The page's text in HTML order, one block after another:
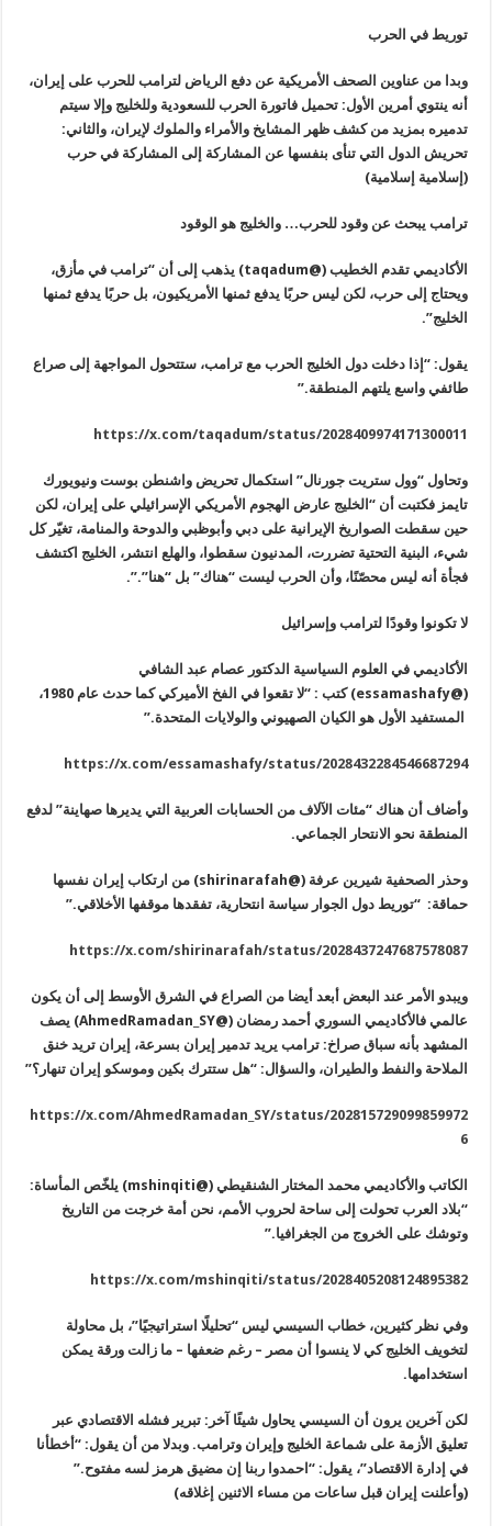
توريط في الحرب
وبدا من عناوين الصحف الأمريكية عن دفع الرياض لترامب للحرب على إيران،
أنه ينتوي أمرين الأول: تحميل فاتورة الحرب للسعودية وللخليج وإلا سيتم
تدميره بمزيد من كشف ظهر المشايخ والأمراء والملوك لإيران، والثاني:
تحريش الدول التي تنأى بنفسها عن المشاركة إلى المشاركة في حرب
(إسلامية إسلامية)
ترامب يبحث عن وقود للحرب… والخليج هو الوقود
الأكاديمي تقدم الخطيب (@taqadum) يذهب إلى أن “ترامب في مأزق،
ويحتاج إلى حرب، لكن ليس حربًا يدفع ثمنها الأمريكيون، بل حربًا يدفع ثمنها
الخليج”.
يقول: “إذا دخلت دول الخليج الحرب مع ترامب، ستتحول المواجهة إلى صراع
طائفي واسع يلتهم المنطقة.”
https://x.com/taqadum/status/2028409974171300011
وتحاول “وول ستريت جورنال” استكمال تحريض واشنطن بوست ونيويورك
تايمز فكتبت أن “الخليج عارض الهجوم الأمريكي الإسرائيلي على إيران، لكن
حين سقطت الصواريخ الإيرانية على دبي وأبوظبي والدوحة والمنامة، تغيّر كل
شيء، البنية التحتية تضررت، المدنيون سقطوا، والهلع انتشر، الخليج اكتشف
فجأة أنه ليس محصّنًا، وأن الحرب ليست “هناك” بل “هنا”.”.
لا تكونوا وقودًا لترامب وإسرائيل
الأكاديمي في العلوم السياسية الدكتور عصام عبد الشافي
(@
essamashafy
) كتب : “لا تقعوا في الفخ الأميركي كما حدث عام 1980،
المستفيد الأول هو الكيان الصهيوني والولايات المتحدة.”
https://x.com/essamashafy/status/2028432284546687294
وأضاف أن هناك “مئات الآلاف من الحسابات العربية التي يديرها صهاينة” لدفع
المنطقة نحو الانتحار الجماعي.
وحذر الصحفية شيرين عرفة (@shirinarafah) من ارتكاب إيران نفسها
حماقة: “توريط دول الجوار سياسة انتحارية، تفقدها موقفها الأخلاقي.”
https://x.com/shirinarafah/status/2028437247687578087
ويبدو الأمر عند البعض أبعد أيضا من الصراع في الشرق الأوسط إلى أن يكون
عالمي فالأكاديمي السوري أحمد رمضان (@AhmedRamadan_SY) يصف
المشهد بأنه سباق صراخ: ترامب يريد تدمير إيران بسرعة، إيران تريد خنق
الملاحة والنفط والطيران، والسؤال: “هل ستترك بكين وموسكو إيران تنهار؟”
https://x.com/AhmedRamadan_SY/status/202815729099859972
6
الكاتب والأكاديمي محمد المختار الشنقيطي (@mshinqiti) يلخّص المأساة:
“بلاد العرب تحولت إلى ساحة لحروب الأمم، نحن أمة خرجت من التاريخ
وتوشك على الخروج من الجغرافيا.”
https://x.com/mshinqiti/status/2028405208124895382
وفي نظر كثيرين، خطاب السيسي ليس “تحليلًا استراتيجيًا”، بل محاولة
لتخويف الخليج كي لا ينسوا أن مصر – رغم ضعفها – ما زالت ورقة يمكن
استخدامها.
لكن آخرين يرون أن السيسي يحاول شيئًا آخر: تبرير فشله الاقتصادي عبر
تعليق الأزمة على شماعة الخليج وإيران وترامب. وبدلا من أن يقول: “أخطأنا
في إدارة الاقتصاد”، يقول: “احمدوا ربنا إن مضيق هرمز لسه مفتوح.”
(وأعلنت إيران قبل ساعات من مساء الاثنين إغلاقه)